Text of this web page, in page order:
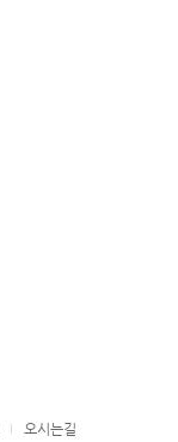
오시는길